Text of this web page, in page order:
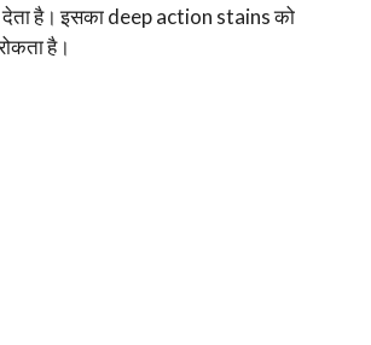
है। इसका deep action stains को
है।